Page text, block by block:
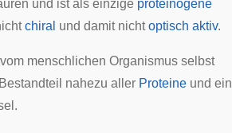
und ist als einzige proteinogene
chiral und damit nichtoptisch aktiv.
menschlichen Organismus selbst
nahezu aller Proteine und ein